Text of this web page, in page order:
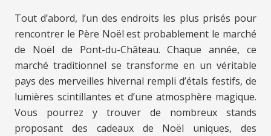
Tout d’abord, l’un des endroits les plus prisés pour
rencontrer le Père Noël est probablement le marché
de Noël de Pont-du-Château. Chaque année, ce
marché traditionnel se transforme en un véritable
pays des merveilles hivernal rempli d’étals festifs, de
lumières scintillantes et d’une atmosphère magique.
Vous pourrez y trouver de nombreux stands
proposant des cadeaux de Noël uniques, des